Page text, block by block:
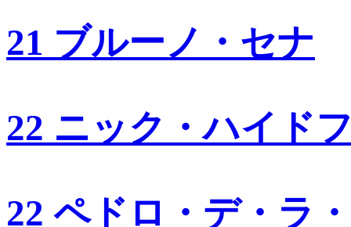
21 ブルーノ・セナ
22 ニック・ハイド
22 ペドロ・デ・ラ